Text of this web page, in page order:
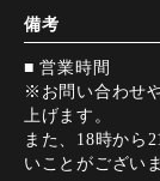
備考
■ 営業時間
※お問い合わせ
上げます。
また、18時から
いことがござい